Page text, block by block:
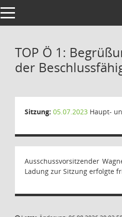
Toggle navigation
TOP Ö 1:
der
Sitzung: 05.07.2023 Haupt-
Ausschussvorsitzender
Ladung zur Sitzung erfolgte